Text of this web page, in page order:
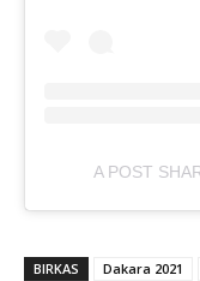
A POST
BIRKAS Dakara 2021